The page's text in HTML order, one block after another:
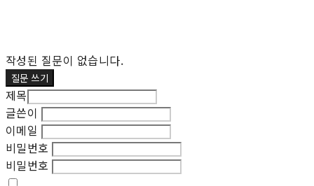
작성된 질문이 없습니다.
질문 쓰기
제목
글쓴이
이메일
비밀번호
비밀번호